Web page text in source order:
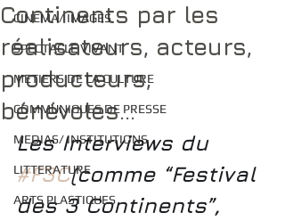
CINEMA/ IMAGES
SPECTACLE VIVANT
METIERS DE LA CULTURE
COMMUNIQUES DE PRESSE
MEDIAS/ INSTITUTIONS
LITTERATURE
ARTS PLASTIQUES
Continents par les
réalisateurs, acteurs,
producteurs,
bénévoles...
Les Interviews du
#F3C(comme “Festival
des 3 Continents”,